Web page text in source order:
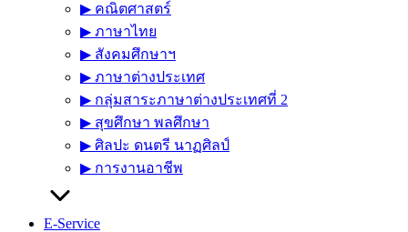
▶︎ คณิตศาสตร์
▶︎ ภาษาไทย
▶︎ สังคมศึกษาฯ
▶︎ ภาษาต่างประเทศ
▶︎ กลุ่มสาระภาษาต่างประเทศที่ 2
▶︎ สุขศึกษา พลศึกษา
▶︎ ศิลปะ ดนตรี นาฏศิลป์
▶︎ การงานอาชีพ
E-Service